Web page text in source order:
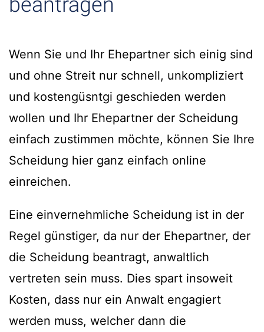
Wenn Sie und Ihr Ehepartner sich einig sind
und ohne Streit nur schnell, unkompliziert
und kostengüsntgi geschieden werden
wollen und Ihr Ehepartner der Scheidung
einfach zustimmen möchte, können Sie Ihre
Scheidung hier ganz einfach online
einreichen.
Eine einvernehmliche Scheidung ist in der
Regel günstiger, da nur der Ehepartner, der
die Scheidung beantragt, anwaltlich
vertreten sein muss. Dies spart insoweit
Kosten, dass nur ein Anwalt engagiert
werden muss, welcher dann die